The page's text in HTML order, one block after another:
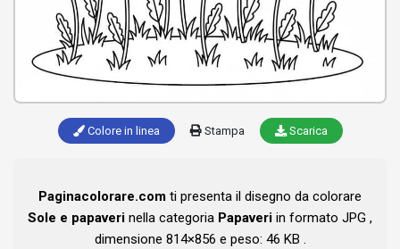
Colore in linea Stampa Scarica
Paginacolorare.com ti presenta il disegno da colorare
Sole e papaveri nella categoria Papaveri in formato JPG ,
dimensione 814×856 e peso: 46 KB .